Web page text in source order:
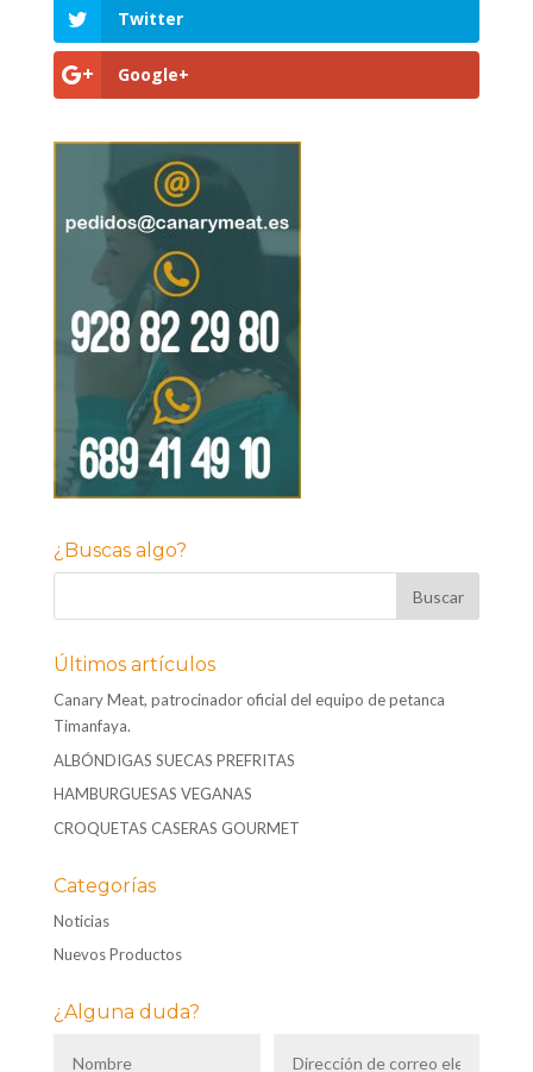
Twitter
Google+
¿Buscas algo?
Últimos artículos
Canary Meat, patrocinador oficial del equipo de petanca
Timanfaya.
ALBÓNDIGAS SUECAS PREFRITAS
HAMBURGUESAS VEGANAS
CROQUETAS CASERAS GOURMET
Categorías
Noticias
Nuevos Productos
¿Alguna duda?